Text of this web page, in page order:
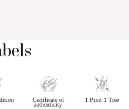
Certificate of
authenticity
1 Print 1 Tree